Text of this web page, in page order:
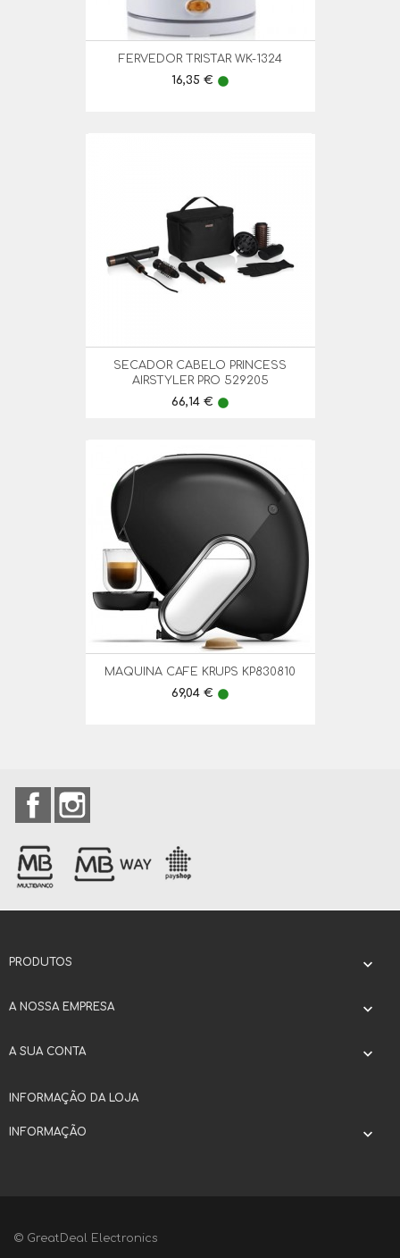
FERVEDOR TRISTAR WK-1324
Preço
16,35 € lens
SECADOR CABELO PRINCESS
AIRSTYLER PRO 529205
Preço
66,14 € lens
MAQUINA CAFE KRUPS KP830810
Preço
69,04 € lens
Facebook
PRODUTOS 
A NOSSA EMPRESA 
A SUA CONTA 
INFORMAÇÃO DA LOJA
INFORMAÇÃO 
© GreatDeal Electronics